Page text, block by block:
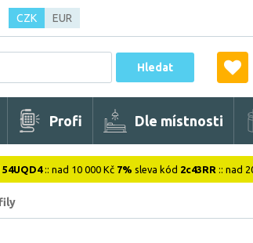
CZK EUR
Hledat
Profi Dle místnosti
54UQD4:: nad 10 000 Kč 7% sleva kód 2c43RR :: nad